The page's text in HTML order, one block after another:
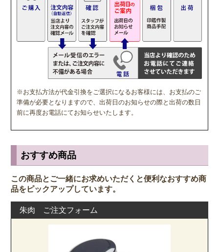
※お支払方法が代金引換をご選択になるお客様には、お支払のご
準備が必要となりますので、出荷日のお知らせの際と出荷の数日
前に再度お電話にてお知らせいたします。
おすすめ商品
この商品とご一緒にお求めいただくと便利なおすすめ商
品をピックアップしています。
朱肉 ご注文フォーム